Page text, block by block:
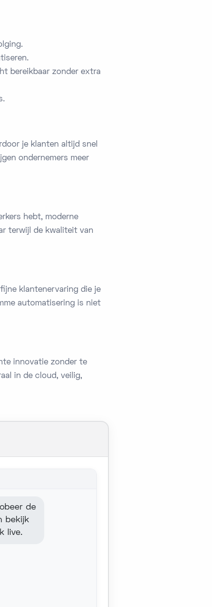
bereikbaar zonder extra
je klanten altijd snel
ondernemers meer
hebt, moderne
terwijl de kwaliteit van
klantenervaring die je
automatisering is niet
innovatie zonder te
in de cloud, veilig,
de
bekijk
live.